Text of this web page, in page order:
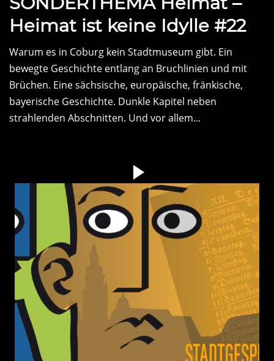
Heimat ist keine Idylle #22
Warum es in Coburg kein Stadtmuseum gibt. Ein
bewegte Geschichte entlang an Bruchlinien und mit
Brüchen. Eine sächsische, europäische, fränkische,
bayerische Geschichte. Dunkle Kapitel neben
strahlenden Abschnitten. Und vor allem...